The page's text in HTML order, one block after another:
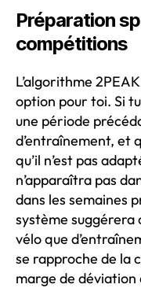
Préparation
compétitions
L’algorithme
option pour toi. Si
une période
d’entraînement, et
qu’il n’est pas
n’apparaîtra pas
dans les semaines
système suggérera
vélo que
se rapproche de la
marge de déviation